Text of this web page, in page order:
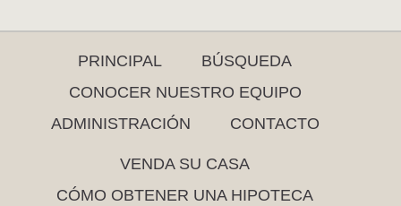
PRINCIPAL
BÚSQUEDA
CONOCER NUESTRO EQUIPO
ADMINISTRACIÓN
CONTACTO
VENDA SU CASA
CÓMO OBTENER UNA HIPOTECA